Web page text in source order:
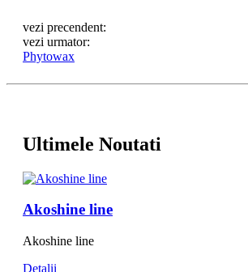
vezi precendent:
vezi urmator:
Phytowax
Ultimele Noutati
Akoshine line
Akoshine line
Detalii